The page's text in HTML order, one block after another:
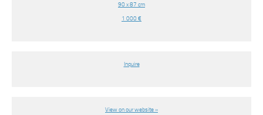
90 x 87 cm
1 000 €
Inquire
View on our website »